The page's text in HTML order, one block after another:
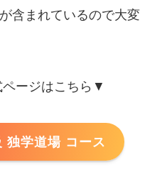
含まれているので大変
ージはこちら▼
独学道場 コース